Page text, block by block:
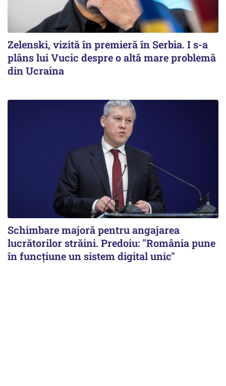
Zelenski, vizită în premieră în Serbia. I s-a
plâns lui Vucic despre o altă mare problemă
din Ucraina
Schimbare majoră pentru angajarea
lucrătorilor străini. Predoiu: "România pune
în funcțiune un sistem digital unic"